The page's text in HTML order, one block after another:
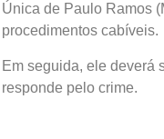
Única de Paulo Ramos
procedimentos cabíveis.
Em seguida, ele deverá
responde pelo crime.